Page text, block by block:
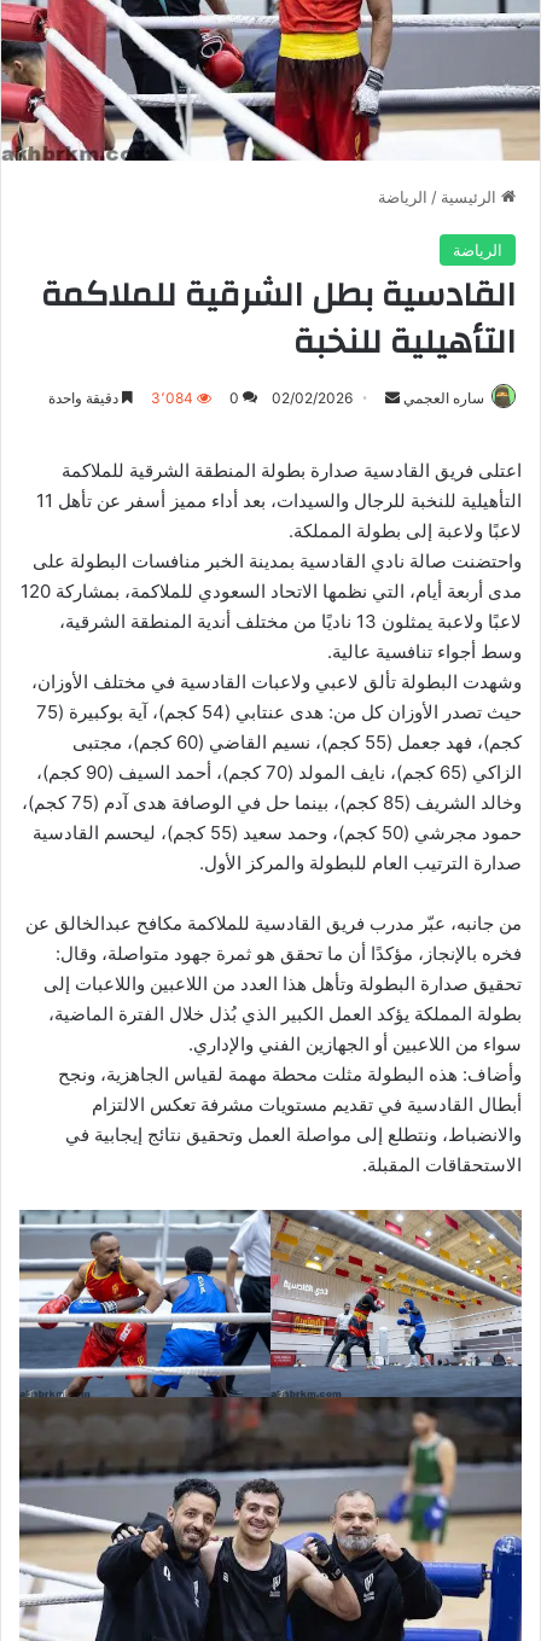
الرئيسية / الرياضة
الرياضة
القادسية بطل الشرقية للملاكمة
التأهيلية للنخبة
ساره العجمي
أرسل 02/02/2026
0 3٬084 دقيقة واحدة
اعتلى فريق القادسية صدارة بطولة المنطقة الشرقية للملاكمة
التأهيلية للنخبة للرجال والسيدات، بعد أداء مميز أسفر عن تأهل 11
لاعبًا ولاعبة إلى بطولة المملكة.
واحتضنت صالة نادي القادسية بمدينة الخبر منافسات البطولة على
مدى أربعة أيام، التي نظمها الاتحاد السعودي للملاكمة، بمشاركة 120
لاعبًا ولاعبة يمثلون 13 ناديًا من مختلف أندية المنطقة الشرقية،
وسط أجواء تنافسية عالية.
وشهدت البطولة تألق لاعبي ولاعبات القادسية في مختلف الأوزان،
حيث تصدر الأوزان كل من: هدى عنتابي (54 كجم)، آية بوكبيرة (75
كجم)، فهد جعمل (55 كجم)، نسيم القاضي (60 كجم)، مجتبى
الزاكي (65 كجم)، نايف المولد (70 كجم)، أحمد السيف (90 كجم)،
وخالد الشريف (85 كجم)، بينما حل في الوصافة هدى آدم (75 كجم)،
حمود مجرشي (50 كجم)، وحمد سعيد (55 كجم)، ليحسم القادسية
صدارة الترتيب العام للبطولة والمركز الأول.
من جانبه، عبّر مدرب فريق القادسية للملاكمة مكافح عبدالخالق عن
فخره بالإنجاز، مؤكدًا أن ما تحقق هو ثمرة جهود متواصلة، وقال:
تحقيق صدارة البطولة وتأهل هذا العدد من اللاعبين واللاعبات إلى
بطولة المملكة يؤكد العمل الكبير الذي بُذل خلال الفترة الماضية،
سواء من اللاعبين أو الجهازين الفني والإداري.
وأضاف: هذه البطولة مثلت محطة مهمة لقياس الجاهزية، ونجح
أبطال القادسية في تقديم مستويات مشرفة تعكس الالتزام
والانضباط، ونتطلع إلى مواصلة العمل وتحقيق نتائج إيجابية في
الاستحقاقات المقبلة.